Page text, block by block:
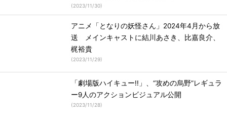
(2023/11/30)
アニメ「となりの妖怪さん」2024年4月から放
送 メインキャストに結川あさき、比嘉良介、
梶裕貴
(2023/11/29)
「劇場版ハイキュー!!」、“攻めの烏野”レギュラ
ー9人のアクションビジュアル公開
(2023/11/28)